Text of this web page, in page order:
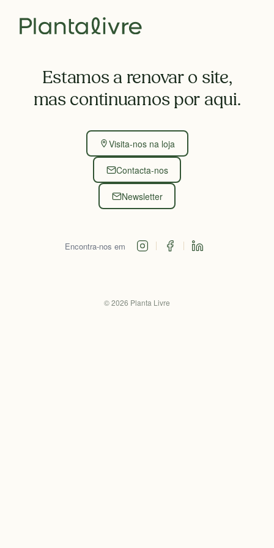
Estamos a renovar o site,
mas continuamos por aqui.
Visita-nos na loja
Contacta-nos
Newsletter
Encontra-nos em
©2026 Planta Livre